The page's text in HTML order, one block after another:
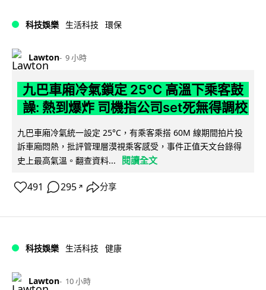
科技娛樂 生活科技 環保
Lawton 9 小時
九巴車廂冷氣鎖定 25°C 高溫下乘客鼓
譟: 熱到爆炸 司機指公司set死無得調校
九巴車廂冷氣統一設定 25°C，有乘客乘搭 60M 線期間拍片投
訴車廂悶熱，批評管理層漠視乘客感受，事件正值天文台錄得
史上最高氣溫。翻查資料...
閱讀全文
491 295 ↗ 分享
科技娛樂 生活科技 健康
Lawton 10 小時